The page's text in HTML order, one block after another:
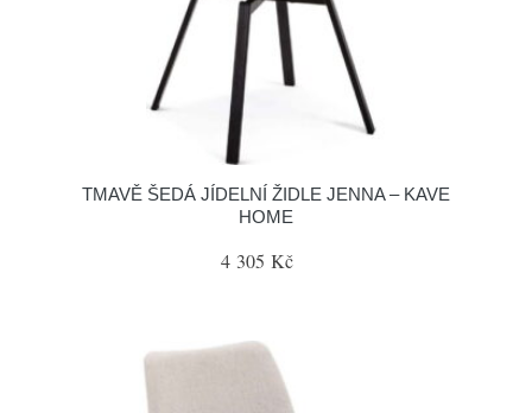
TMAVĚ ŠEDÁ JÍDELNÍ ŽIDLE JENNA – KAVE
HOME
4 305 Kč